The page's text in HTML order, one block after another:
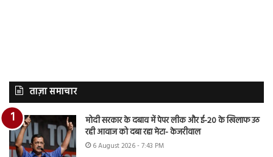
ताज़ा समाचार
मोदी सरकार के दबाव में पेपर लीक और ई-20 के खिलाफ उठ
रही आवाज को दबा रहा मेटा- केजरीवाल
6 August 2026 - 7:43 PM